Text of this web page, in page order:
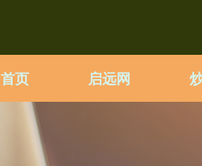
首页 启远网